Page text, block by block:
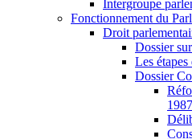
Intergroupe
Fonctionnement du
Droit
Dossier
Les
Dossier